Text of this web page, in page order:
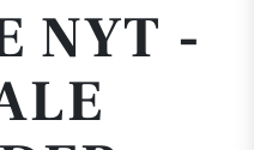
NYT -